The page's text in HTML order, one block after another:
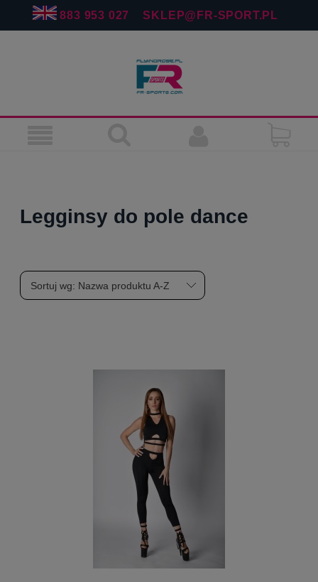
883 953 027 SKLEP@FR-SPORT.PL
Legginsy do pole dance
Sortuj wg: Nazwa produktu A-Z